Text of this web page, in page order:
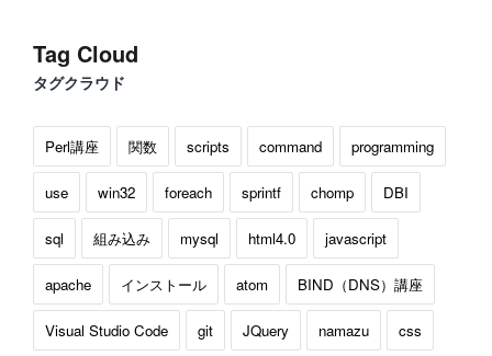
Tag Cloud
タグクラウド
Perl講座 関数 scripts command programming
use win32 foreach sprintf chomp DBI
sql 組み込み mysql html4.0 javascript
apache インストール atom BIND（DNS）講座
Visual Studio Code git JQuery namazu css